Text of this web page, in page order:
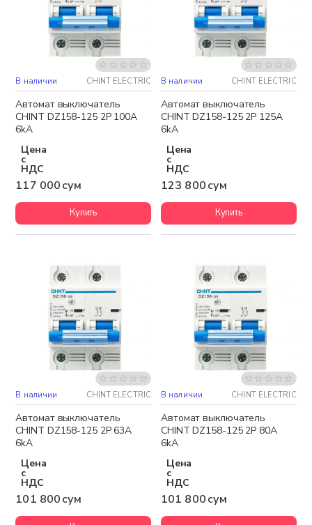
В наличии CHINT ELECTRIC
Автомат выключатель
CHINT DZ158-125 2P 100A
6kA
Цена
с
НДС
117 000 сум
Купить
В наличии CHINT ELECTRIC
Автомат выключатель
CHINT DZ158-125 2P 125A
6kA
Цена
с
НДС
123 800 сум
Купить
В наличии CHINT ELECTRIC
Автомат выключатель
CHINT DZ158-125 2P 63A
6kA
Цена
с
НДС
101 800 сум
В наличии CHINT ELECTRIC
Автомат выключатель
CHINT DZ158-125 2P 80A
6kA
Цена
с
НДС
101 800 сум